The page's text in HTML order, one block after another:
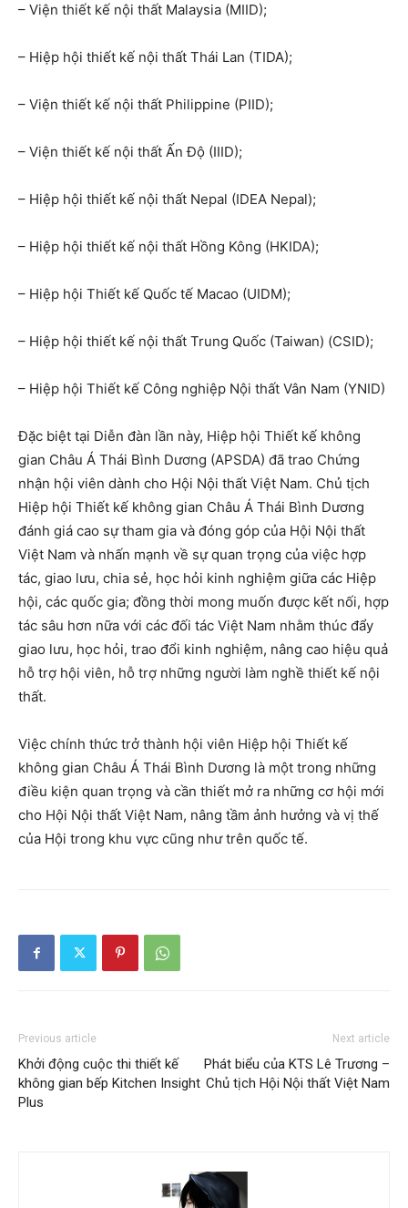
– Viện thiết kế nội thất Malaysia (MIID);
– Hiệp hội thiết kế nội thất Thái Lan (TIDA);
– Viện thiết kế nội thất Philippine (PIID);
– Viện thiết kế nội thất Ấn Độ (IIID);
– Hiệp hội thiết kế nội thất Nepal (IDEA Nepal);
– Hiệp hội thiết kế nội thất Hồng Kông (HKIDA);
– Hiệp hội Thiết kế Quốc tế Macao (UIDM);
– Hiệp hội thiết kế nội thất Trung Quốc (Taiwan) (CSID);
– Hiệp hội Thiết kế Công nghiệp Nội thất Vân Nam (YNID)
Đặc biệt tại Diễn đàn lần này, Hiệp hội Thiết kế không
gian Châu Á Thái Bình Dương (APSDA) đã trao Chứng
nhận hội viên dành cho Hội Nội thất Việt Nam. Chủ tịch
Hiệp hội Thiết kế không gian Châu Á Thái Bình Dương
đánh giá cao sự tham gia và đóng góp của Hội Nội thất
Việt Nam và nhấn mạnh về sự quan trọng của việc hợp
tác, giao lưu, chia sẻ, học hỏi kinh nghiệm giữa các Hiệp
hội, các quốc gia; đồng thời mong muốn được kết nối, hợp
tác sâu hơn nữa với các đối tác Việt Nam nhằm thúc đẩy
giao lưu, học hỏi, trao đổi kinh nghiệm, nâng cao hiệu quả
hỗ trợ hội viên, hỗ trợ những người làm nghề thiết kế nội
thất.
Việc chính thức trở thành hội viên Hiệp hội Thiết kế
không gian Châu Á Thái Bình Dương là một trong những
điều kiện quan trọng và cần thiết mở ra những cơ hội mới
cho Hội Nội thất Việt Nam, nâng tầm ảnh hưởng và vị thế
của Hội trong khu vực cũng như trên quốc tế.
Previous article
Khởi động cuộc thi thiết kế
không gian bếp Kitchen Insight
Plus
Next article
Phát biểu của KTS Lê Trương –
Chủ tịch Hội Nội thất Việt Nam